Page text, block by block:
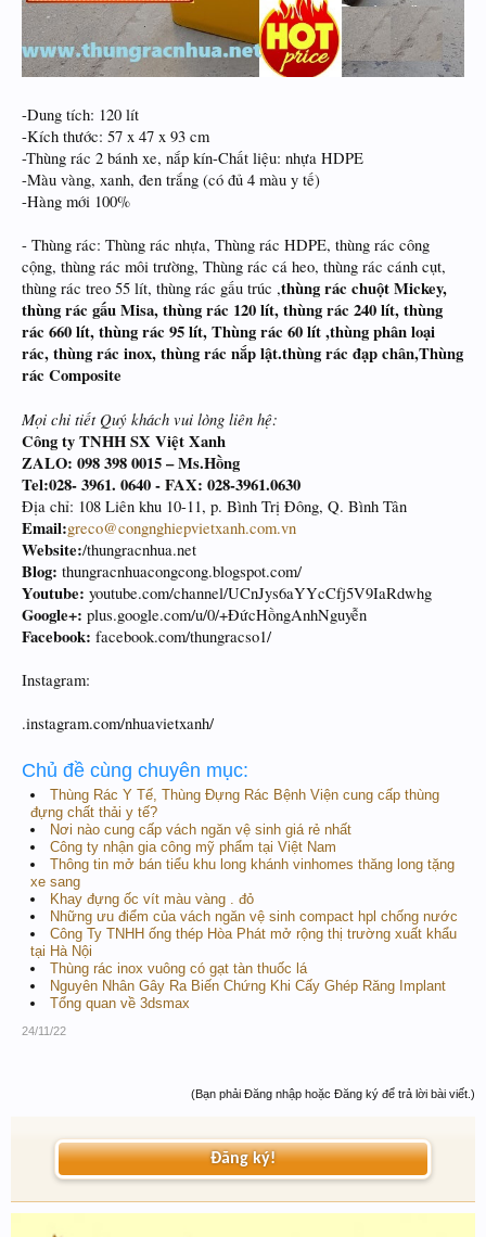
-Dung tích: 120 lít
-Kích thước: 57 x 47 x 93 cm
-Thùng rác 2 bánh xe, nắp kín-Chất liệu: nhựa HDPE
-Màu vàng, xanh, đen trắng (có đủ 4 màu y tế)
-Hàng mới 100%
- Thùng rác: Thùng rác nhựa, Thùng rác HDPE, thùng rác công
cộng, thùng rác môi trường, Thùng rác cá heo, thùng rác cánh cụt,
thùng rác treo 55 lít, thùng rác gấu trúc ,thùng rác chuột Mickey,
thùng rác gấu Misa, thùng rác 120 lít, thùng rác 240 lít, thùng
rác 660 lít, thùng rác 95 lít, Thùng rác 60 lít ,thùng phân loại
rác, thùng rác inox, thùng rác nắp lật.thùng rác đạp chân,Thùng
rác Composite
Mọi chi tiết Quý khách vui lòng liên hệ:
Công ty TNHH SX Việt Xanh
ZALO: 098 398 0015 – Ms.Hồng
Tel:028- 3961. 0640 - FAX: 028-3961.0630
Địa chỉ: 108 Liên khu 10-11, p. Bình Trị Đông, Q. Bình Tân
Email:greco@congnghiepvietxanh.com.vn
Website:/thungracnhua.net
Blog: thungracnhuacongcong.blogspot.com/
Youtube: youtube.com/channel/UCnJys6aYYcCfj5V9IaRdwhg
Google+: plus.google.com/u/0/+ĐứcHồngAnhNguyễn
Facebook: facebook.com/thungracso1/
Instagram:
.instagram.com/nhuavietxanh/
Chủ đề cùng chuyên mục:
Thùng Rác Y Tế, Thùng Đựng Rác Bệnh Viện cung cấp thùng
đựng chất thải y tế?
Nơi nào cung cấp vách ngăn vệ sinh giá rẻ nhất
Công ty nhận gia công mỹ phẩm tại Việt Nam
Thông tin mở bán tiểu khu long khánh vinhomes thăng long tặng
xe sang
Khay đựng ốc vít màu vàng . đỏ
Những ưu điểm của vách ngăn vệ sinh compact hpl chống nước
Công Ty TNHH ống thép Hòa Phát mở rộng thị trường xuất khẩu
tại Hà Nội
Thùng rác inox vuông có gạt tàn thuốc lá
Nguyên Nhân Gây Ra Biến Chứng Khi Cấy Ghép Răng Implant
Tổng quan về 3dsmax
24/11/22
(Bạn phải Đăng nhập hoặc Đăng ký để trả lời bài viết.)
Đăng ký!